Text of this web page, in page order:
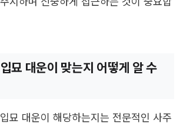
묘 대운이 맞는지 어떻게 알 수
묘 대운이 해당하는지는 전문적인 사주